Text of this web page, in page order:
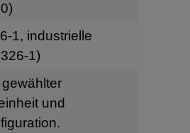
1, industrielle
1)
und